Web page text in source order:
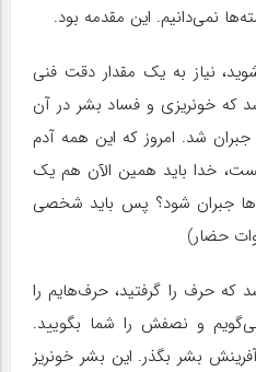
نمی‌دانیم. این مقدمه بود.
نیاز به یک مقدار دقت فنی
که خونریزی و فساد بشر در آن
شد. امروز که این همه آدم
خدا باید همین الآن هم یک
جبران شود؟ پس باید شخصی
حضار)
که حرف را گرفتید، حرف‌هایم را
و نصفش را شما بگویید.
بشر بگذر. این بشر خونریز